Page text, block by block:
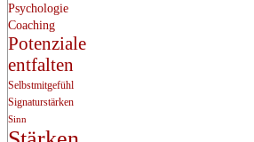
Psychologie
Coaching
Potenziale
entfalten
Selbstmitgefühl
Signaturstärken
Sinn